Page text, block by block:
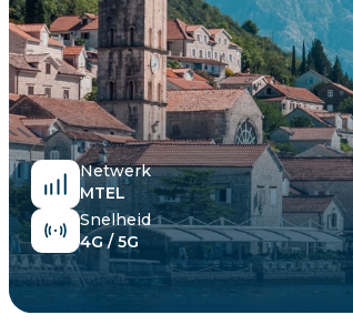
Netwerk
MTEL
Snelheid
4G / 5G